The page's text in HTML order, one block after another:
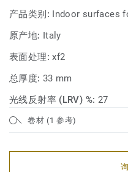
产品类别: Indoor surfaces
原产地: Italy
表面处理:xf2
总厚度: 33 mm
光线反射率 (LRV) %: 27
卷材 (1 参考)